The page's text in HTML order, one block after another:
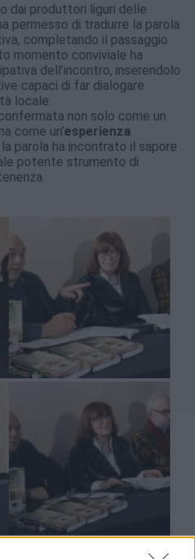
dai produttori liguri delle
permesso di tradurre la parola
completando il passaggio
momento conviviale ha
dell’incontro, inserendolo
capaci di far dialogare
locale.
non solo come un
come un’esperienza
la parola ha incontrato il sapore
potente strumento di